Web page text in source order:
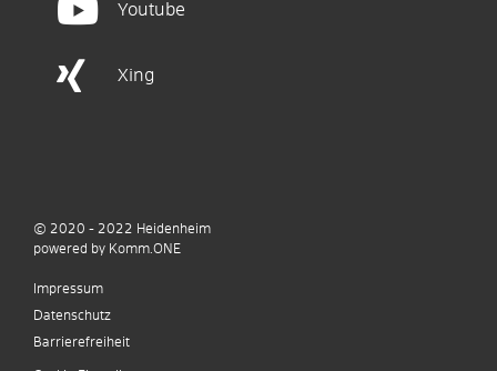
Youtube
Xing
© 2020 - 2022 Heidenheim
powered by Komm.ONE
Impressum
Datenschutz
Barrierefreiheit